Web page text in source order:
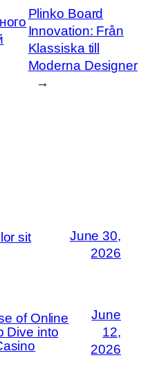
Plinko Board
Innovation: Från
Klassiska till
Moderna Designer
→
sit
June 30,
2026
of Online
Dive into
June
12,
2026